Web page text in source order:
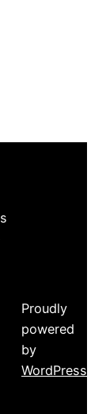
Proudly
powered
by
WordPress